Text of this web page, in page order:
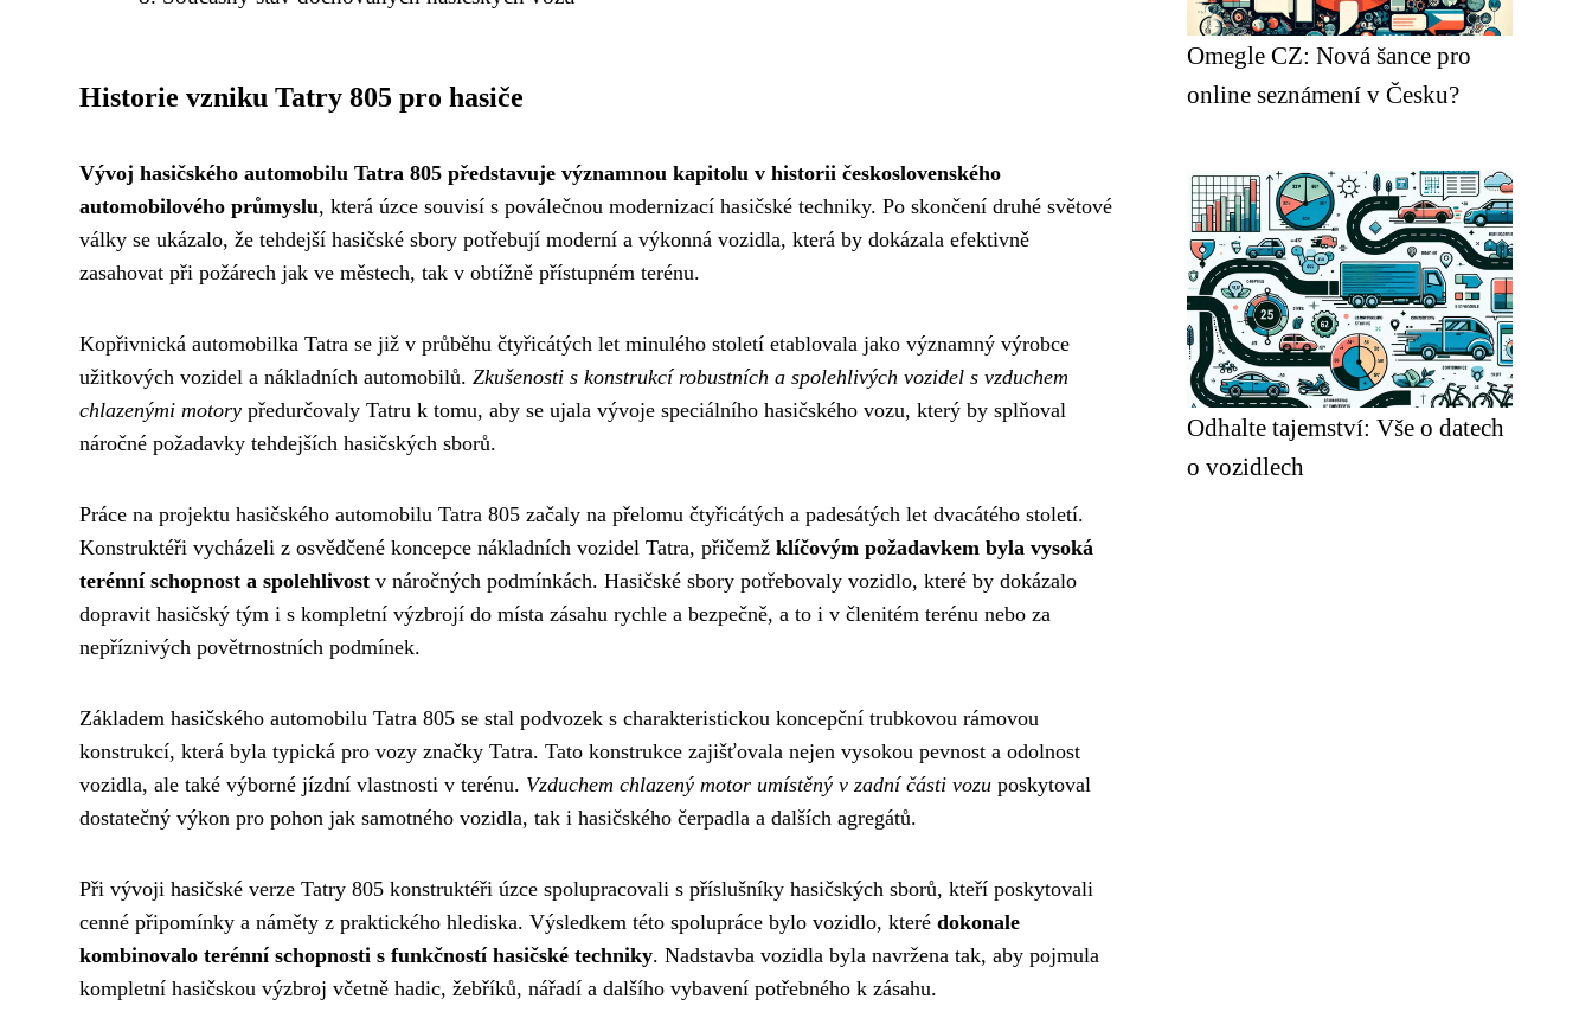
Historie vzniku Tatry 805 pro hasiče
Vývoj hasičského automobilu Tatra 805 představuje významnou kapitolu v historii československého
automobilového průmyslu, která úzce souvisí s poválečnou modernizací hasičské techniky. Po skončení druhé světové
války se ukázalo, že tehdejší hasičské sbory potřebují moderní a výkonná vozidla, která by dokázala efektivně
zasahovat při požárech jak ve městech, tak v obtížně přístupném terénu.
Kopřivnická automobilka Tatra se již v průběhu čtyřicátých let minulého století etablovala jako významný výrobce
užitkových vozidel a nákladních automobilů. Zkušenosti s konstrukcí robustních a spolehlivých vozidel s vzduchem
chlazenými motory předurčovaly Tatru k tomu, aby se ujala vývoje speciálního hasičského vozu, který by splňoval
náročné požadavky tehdejších hasičských sborů.
Práce na projektu hasičského automobilu Tatra 805 začaly na přelomu čtyřicátých a padesátých let dvacátého století.
Konstruktéři vycházeli z osvědčené koncepce nákladních vozidel Tatra, přičemž klíčovým požadavkem byla vysoká
terénní schopnost a spolehlivost v náročných podmínkách. Hasičské sbory potřebovaly vozidlo, které by dokázalo
dopravit hasičský tým i s kompletní výzbrojí do místa zásahu rychle a bezpečně, a to i v členitém terénu nebo za
nepříznivých povětrnostních podmínek.
Základem hasičského automobilu Tatra 805 se stal podvozek s charakteristickou koncepční trubkovou rámovou
konstrukcí, která byla typická pro vozy značky Tatra. Tato konstrukce zajišťovala nejen vysokou pevnost a odolnost
vozidla, ale také výborné jízdní vlastnosti v terénu. Vzduchem chlazený motor umístěný v zadní části vozu poskytoval
dostatečný výkon pro pohon jak samotného vozidla, tak i hasičského čerpadla a dalších agregátů.
Při vývoji hasičské verze Tatry 805 konstruktéři úzce spolupracovali s příslušníky hasičských sborů, kteří poskytovali
cenné připomínky a náměty z praktického hlediska. Výsledkem této spolupráce bylo vozidlo, které dokonale
kombinovalo terénní schopnosti s funkčností hasičské techniky. Nadstavba vozidla byla navržena tak, aby pojmula
kompletní hasičskou výzbroj včetně hadic, žebříků, nářadí a dalšího vybavení potřebného k zásahu.
Omegle CZ: Nová šance pro
online seznámení v Česku?
Odhalte tajemství: Vše o datech
o vozidlech